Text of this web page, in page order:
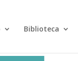
Biblioteca